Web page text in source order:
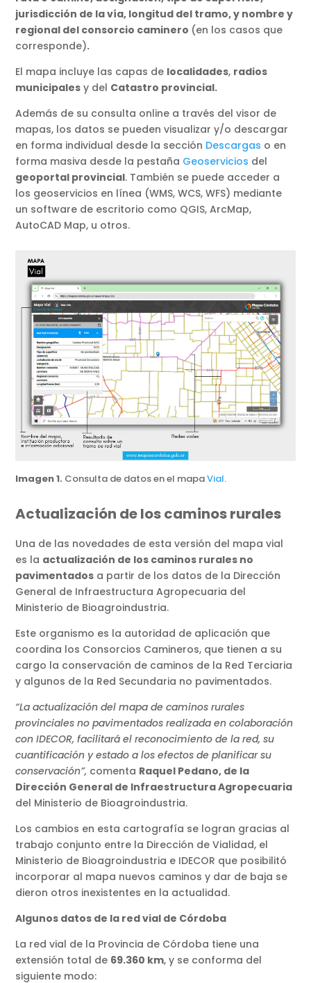
jurisdicción de la vía, longitud del tramo, y nombre y
regional del consorcio caminero (en los casos que
corresponde).
El mapa incluye las capas de localidades, radios
municipales y del Catastro provincial.
Además de su consulta online a través del visor de
mapas, los datos se pueden visualizar y/o descargar
en forma individual desde la sección Descargas o en
forma masiva desde la pestaña Geoservicios del
geoportal provincial. También se puede acceder a
los geoservicios en línea (WMS, WCS, WFS) mediante
un software de escritorio como QGIS, ArcMap,
AutoCAD Map, u otros.
Imagen 1. Consulta de datos en el mapaVial.
Actualización de los caminos rurales
Una de las novedades de esta versión del mapa vial
es la actualización de los caminos rurales no
pavimentados a partir de los datos de la Dirección
General de Infraestructura Agropecuaria del
Ministerio de Bioagroindustria.
Este organismo es la autoridad de aplicación que
coordina los Consorcios Camineros, que tienen a su
cargo la conservación de caminos de la Red Terciaria
y algunos de la Red Secundaria no pavimentados.
“La actualización del mapa de caminos rurales
provinciales no pavimentados realizada en colaboración
con IDECOR, facilitará el reconocimiento de la red, su
cuantificación y estado a los efectos de planificar su
conservación”, comenta Raquel Pedano, de la
Dirección General de Infraestructura Agropecuaria
del Ministerio de Bioagroindustria.
Los cambios en esta cartografía se logran gracias al
trabajo conjunto entre la Dirección de Vialidad, el
Ministerio de Bioagroindustria e IDECOR que posibilitó
incorporar al mapa nuevos caminos y dar de baja se
dieron otros inexistentes en la actualidad.
Algunos datos de la red vial de Córdoba
La red vial de la Provincia de Córdoba tiene una
extensión total de 69.360 km, y se conforma del
siguiente modo: